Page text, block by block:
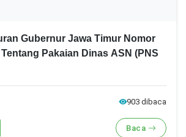
Gubernur Jawa Timur Nomor
Pakaian Dinas ASN (PNS
903 dibaca
Baca